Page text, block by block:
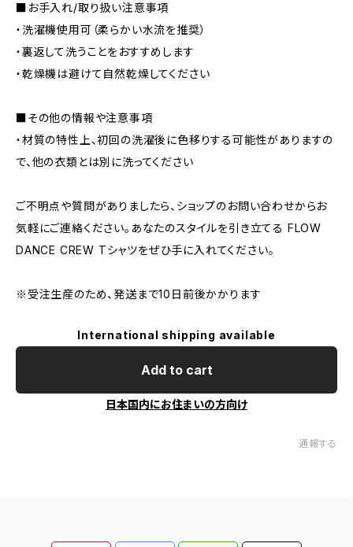
■お手入れ/取り扱い注意事項
・洗濯機使用可（柔らかい水流を推奨）
・裏返して洗うことをおすすめします
・乾燥機は避けて自然乾燥してください
■その他の情報や注意事項
・材質の特性上、初回の洗濯後に色移りする可能性がありますの
で、他の衣類とは別に洗ってください
ご不明点や質問がありましたら、ショップのお問い合わせからお
気軽にご連絡ください。あなたのスタイルを引き立てる FLOW
DANCE CREW Tシャツをぜひ手に入れてください。
※受注生産のため、発送まで10日前後かかります
International shipping available
Add to cart
日本国内にお住まいの方向け
通報する